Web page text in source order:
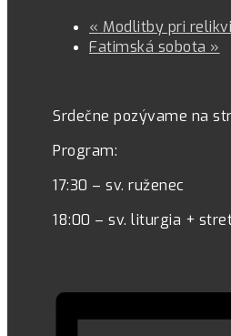
« Modlitby pri
Fatimská sobota »
Srdečne pozývame na
Program:
17:30 – sv. ruženec
18:00 – sv. liturgia +